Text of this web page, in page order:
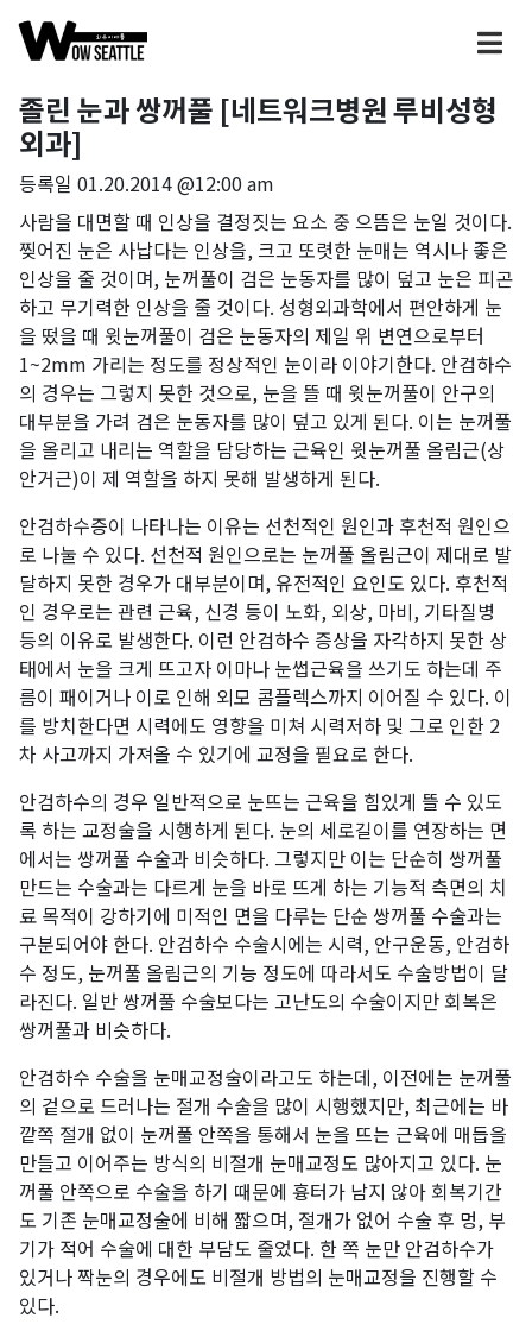
졸린 눈과 쌍꺼풀 [네트워크병원 루비성형
외과]
등록일 01.20.2014 @12:00 am
사람을 대면할 때 인상을 결정짓는 요소 중 으뜸은 눈일 것이다.
찢어진 눈은 사납다는 인상을, 크고 또렷한 눈매는 역시나 좋은
인상을 줄 것이며, 눈꺼풀이 검은 눈동자를 많이 덮고 눈은 피곤
하고 무기력한 인상을 줄 것이다. 성형외과학에서 편안하게 눈
을 떴을 때 윗눈꺼풀이 검은 눈동자의 제일 위 변연으로부터
1~2mm 가리는 정도를 정상적인 눈이라 이야기한다. 안검하수
의 경우는 그렇지 못한 것으로, 눈을 뜰 때 윗눈꺼풀이 안구의
대부분을 가려 검은 눈동자를 많이 덮고 있게 된다. 이는 눈꺼풀
을 올리고 내리는 역할을 담당하는 근육인 윗눈꺼풀 올림근(상
안거근)이 제 역할을 하지 못해 발생하게 된다.
안검하수증이 나타나는 이유는 선천적인 원인과 후천적 원인으
로 나눌 수 있다. 선천적 원인으로는 눈꺼풀 올림근이 제대로 발
달하지 못한 경우가 대부분이며, 유전적인 요인도 있다. 후천적
인 경우로는 관련 근육, 신경 등이 노화, 외상, 마비, 기타질병
등의 이유로 발생한다. 이런 안검하수 증상을 자각하지 못한 상
태에서 눈을 크게 뜨고자 이마나 눈썹근육을 쓰기도 하는데 주
름이 패이거나 이로 인해 외모 콤플렉스까지 이어질 수 있다. 이
를 방치한다면 시력에도 영향을 미쳐 시력저하 및 그로 인한 2
차 사고까지 가져올 수 있기에 교정을 필요로 한다.
안검하수의 경우 일반적으로 눈뜨는 근육을 힘있게 뜰 수 있도
록 하는 교정술을 시행하게 된다. 눈의 세로길이를 연장하는 면
에서는 쌍꺼풀 수술과 비슷하다. 그렇지만 이는 단순히 쌍꺼풀
만드는 수술과는 다르게 눈을 바로 뜨게 하는 기능적 측면의 치
료 목적이 강하기에 미적인 면을 다루는 단순 쌍꺼풀 수술과는
구분되어야 한다. 안검하수 수술시에는 시력, 안구운동, 안검하
수 정도, 눈꺼풀 올림근의 기능 정도에 따라서도 수술방법이 달
라진다. 일반 쌍꺼풀 수술보다는 고난도의 수술이지만 회복은
쌍꺼풀과 비슷하다.
안검하수 수술을 눈매교정술이라고도 하는데, 이전에는 눈꺼풀
의 겉으로 드러나는 절개 수술을 많이 시행했지만, 최근에는 바
깥쪽 절개 없이 눈꺼풀 안쪽을 통해서 눈을 뜨는 근육에 매듭을
만들고 이어주는 방식의 비절개 눈매교정도 많아지고 있다. 눈
꺼풀 안쪽으로 수술을 하기 때문에 흉터가 남지 않아 회복기간
도 기존 눈매교정술에 비해 짧으며, 절개가 없어 수술 후 멍, 부
기가 적어 수술에 대한 부담도 줄었다. 한 쪽 눈만 안검하수가
있거나 짝눈의 경우에도 비절개 방법의 눈매교정을 진행할 수
있다.